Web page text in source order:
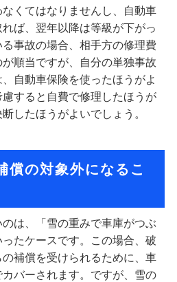
くてはなりませんし、自動車
ば、翌年以降は等級が下がっ
事故の場合、相手方の修理費
順当ですが、自分の単独事故
自動車保険を使ったほうがよ
すると自費で修理したほうが
したほうがよいでしょう。
償の対象外になるこ
は、「雪の重みで車庫がつぶ
たケースです。この場合、破
補償を受けられるために、車
バーされます。ですが、雪の